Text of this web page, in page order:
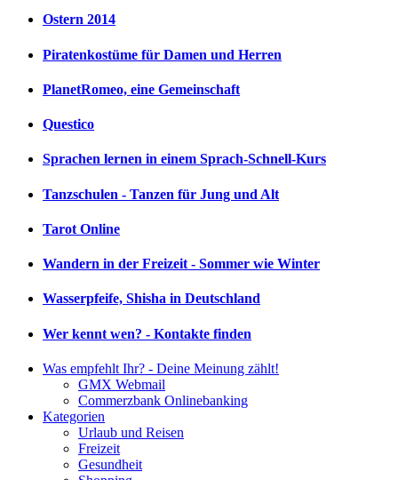
Ostern 2014
Piratenkostüme für Damen und Herren
PlanetRomeo, eine Gemeinschaft
Questico
Sprachen lernen in einem Sprach-Schnell-Kurs
Tanzschulen - Tanzen für Jung und Alt
Tarot Online
Wandern in der Freizeit - Sommer wie Winter
Wasserpfeife, Shisha in Deutschland
Wer kennt wen? - Kontakte finden
Was empfehlt Ihr? - Deine Meinung zählt!
GMX Webmail
Commerzbank Onlinebanking
Kategorien
Urlaub und Reisen
Freizeit
Gesundheit